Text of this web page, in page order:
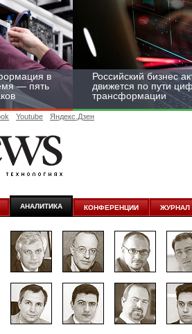
в
— пять
Российский бизнес
движется по пути
трансформации
Youtube Яндекс.Дзен
АНАЛИТИКА КОНФЕРЕНЦИИ ЖУРНАЛ